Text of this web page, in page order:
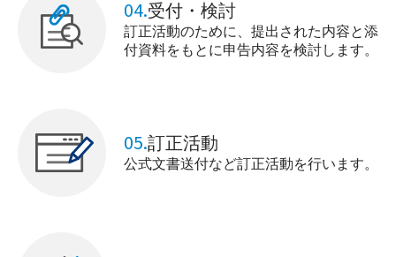
04.受付・検討
訂正活動のために、提出された内容と添
付資料をもとに申告内容を検討します。
05.訂正活動
公式文書送付など訂正活動を行います。